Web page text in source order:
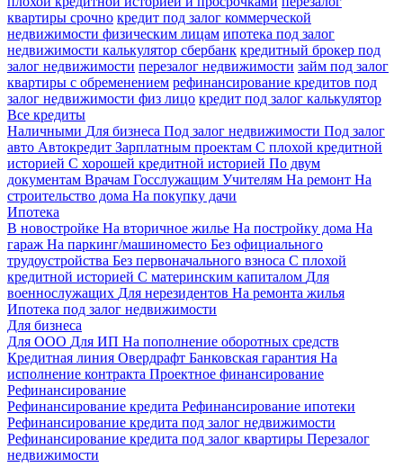
квартиры срочно кредит под залог коммерческой
недвижимости физическим лицам ипотека под залог
недвижимости калькулятор сбербанк кредитный брокер под
залог недвижимости перезалог недвижимости займ под залог
квартиры с обременением рефинансирование кредитов под
залог недвижимости физ лицо кредит под залог калькулятор
Все кредиты
Наличными Для бизнеса Под залог недвижимости Под залог
авто Автокредит Зарплатным проектам С плохой кредитной
историей С хорошей кредитной историей По двум
документам Врачам Госслужащим Учителям На ремонт На
строительство дома На покупку дачи
Ипотека
В новостройке На вторичное жилье На постройку дома На
гараж На паркинг/машиноместо Без официального
трудоустройства Без первоначального взноса С плохой
кредитной историей С материнским капиталом Для
военнослужащих Для нерезидентов На ремонта жилья
Ипотека под залог недвижимости
Для бизнеса
Для ООО Для ИП На пополнение оборотных средств
Кредитная линия Овердрафт Банковская гарантия На
исполнение контракта Проектное финансирование
Рефинансирование
Рефинансирование кредита Рефинансирование ипотеки
Рефинансирование кредита под залог недвижимости
Рефинансирование кредита под залог квартиры Перезалог
недвижимости